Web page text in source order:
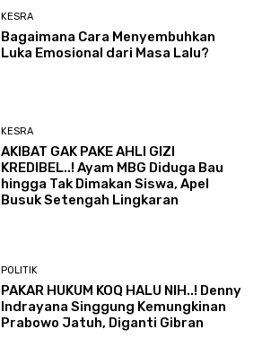
KESRA
Bagaimana Cara Menyembuhkan
Luka Emosional dari Masa Lalu?
KESRA
AKIBAT GAK PAKE AHLI GIZI
KREDIBEL..! Ayam MBG Diduga Bau
hingga Tak Dimakan Siswa, Apel
Busuk Setengah Lingkaran
POLITIK
PAKAR HUKUM KOQ HALU NIH..! Denny
Indrayana Singgung Kemungkinan
Prabowo Jatuh, Diganti Gibran